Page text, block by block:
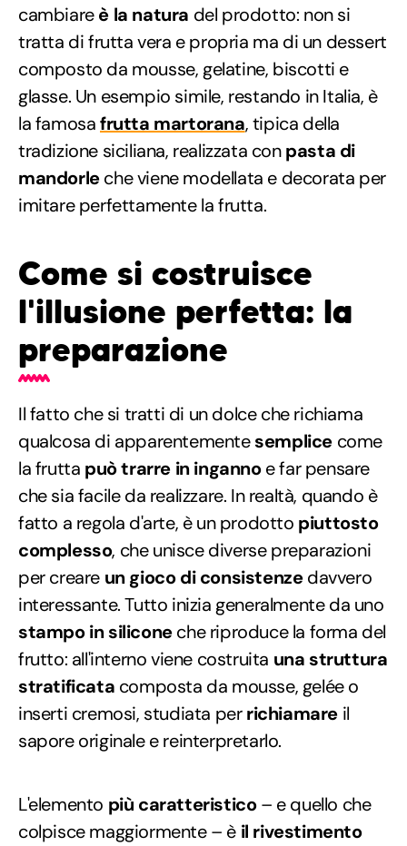
cambiareè la natura del prodotto: non si
tratta di frutta vera e propria ma di un dessert
composto da mousse, gelatine, biscotti e
glasse. Un esempio simile, restando in Italia, è
la famosafrutta martorana, tipica della
tradizione siciliana, realizzata conpasta di
mandorleche viene modellata e decorata per
imitare perfettamente la frutta.
Come si costruisce
l'illusione perfetta: la
preparazione
Il fatto che si tratti di un dolce che richiama
qualcosa di apparentementesemplice come
la frutta può trarre in ingannoe far pensare
che sia facile da realizzare. In realtà, quando è
fatto a regola d'arte, è un prodotto piuttosto
complesso, che unisce diverse preparazioni
per creare un gioco di consistenzedavvero
interessante. Tutto inizia generalmente da uno
stampo in siliconeche riproduce la forma del
frutto: all'interno viene costruita una struttura
stratificata composta da mousse, gelée o
inserti cremosi, studiata perrichiamare il
sapore originale e reinterpretarlo.
L'elemento più caratteristico– e quello che
colpisce maggiormente – è il rivestimento